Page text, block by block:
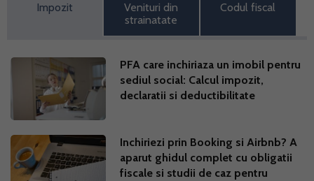
Impozit
Venituri din
strainatate
Codul fiscal
PFA care inchiriaza un imobil pentru
sediul social: Calcul impozit,
declaratii si deductibilitate
Inchiriezi prin Booking si Airbnb? A
aparut ghidul complet cu obligatii
fiscale si studii de caz pentru